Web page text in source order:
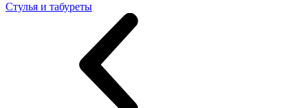
Стулья и табуреты